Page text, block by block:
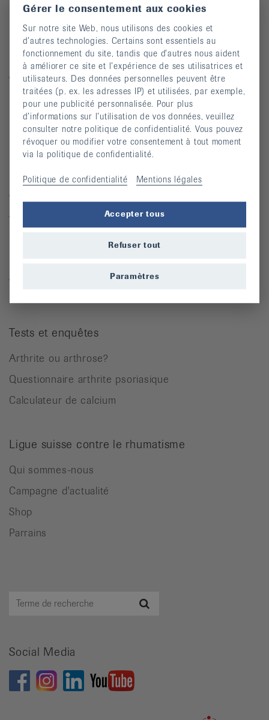
Prévention des chutes
Publications
Vidéos
Lettre d’information
Moyens auxiliaires
Arthrite
Arthrose
Autres maladies rhumatismales
Tests et enquêtes
Arthrite ou arthrose?
Questionnaire arthrite psoriasique
Calculateur de calcium
Ligue suisse contre le rhumatisme
Qui sommes-nous
Campagne d'actualité
Shop
Parrains
Terme
Social Media
Gérer le consentement aux cookies
Sur notre site Web, nous utilisons des cookies et
d’autres technologies. Certains sont essentiels au
fonctionnement du site, tandis que d’autres nous aident
à améliorer ce site et l’expérience de ses utilisatrices et
utilisateurs. Des données personnelles peuvent être
traitées (p. ex. les adresses IP) et utilisées, par exemple,
pour une publicité personnalisée. Pour plus
d’informations sur l’utilisation de vos données, veuillez
consulter notre politique de confidentialité. Vous pouvez
révoquer ou modifier votre consentement à tout moment
via la politique de confidentialité.
Politique de confidentialité Mentions légales
Accepter tous
Refuser tout
Paramètres